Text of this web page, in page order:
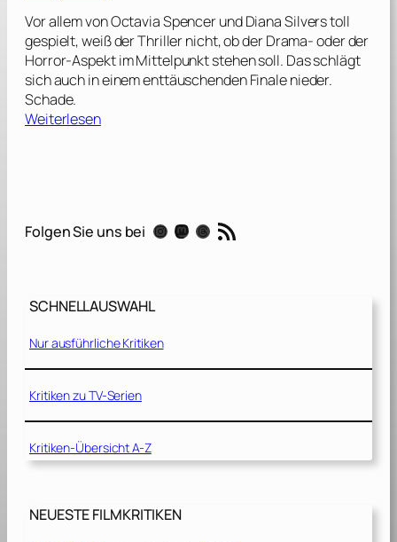
Vor allem von Octavia Spencer und Diana Silvers toll
gespielt, weiß der Thriller nicht, ob der Drama- oder der
Horror-Aspekt im Mittelpunkt stehen soll. Das schlägt
sich auch in einem enttäuschenden Finale nieder.
Schade.
Weiterlesen:
1
Folgen Sie uns bei Instagram Mastodon Threads RSS-Feed
SCHNELLAUSWAHL
Nur ausführliche Kritiken
Kritiken zu TV-Serien
Kritiken-Übersicht A-Z
NEUESTE FILMKRITIKEN